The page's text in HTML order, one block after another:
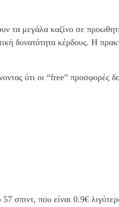
τα μεγάλα καζίνο σε
δυνατότητα κέρδους. Η
ότι οι “free” προσφορές
σπιντ, που είναι 0.9€